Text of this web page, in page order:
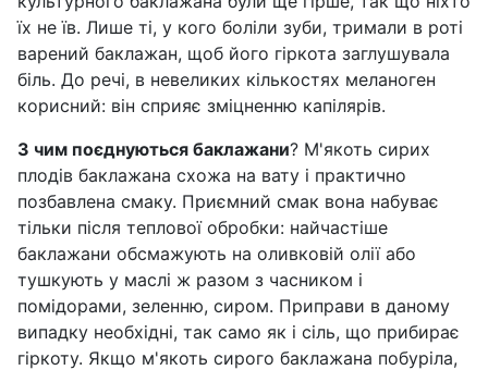
їх не їв. Лише ті, у кого боліли зуби, тримали в роті
варений баклажан, щоб його гіркота заглушувала
біль. До речі, в невеликих кількостях меланоген
корисний: він сприяє зміцненню капілярів.
З чим поєднуються баклажани? М'якоть сирих
плодів баклажана схожа на вату і практично
позбавлена смаку. Приємний смак вона набуває
тільки після теплової обробки: найчастіше
баклажани обсмажують на оливковій олії або
тушкують у маслі ж разом з часником і
помідорами, зеленню, сиром. Приправи в даному
випадку необхідні, так само як і сіль, що прибирає
гіркоту. Якщо м'якоть сирого баклажана побуріла,